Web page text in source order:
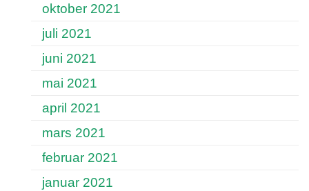
oktober 2021
juli 2021
juni 2021
mai 2021
april 2021
mars 2021
februar 2021
januar 2021